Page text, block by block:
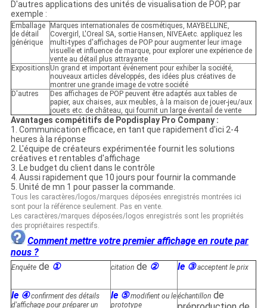
D'autres applications des unités de visualisation de POP, par
exemple :
Emballage
de détail
générique
Marques internationales de cosmétiques, MAYBELLINE,
Covergirl, L'Oreal SA, sortie Hansen, NIVEAetc. appliquez les
multi-types d'affichages de POP pour augmenter leur image
visuelle et influence de marque, pour explorer une expérience de
vente au détail plus attrayante
Expositions Un grand et important événement pour exhiber la société,
nouveaux articles développés, des idées plus créatives de
montrer une grande image de votre société
D'autres
Des affichages de POP peuvent être adaptés aux tables de
papier, aux chaises, aux meubles, à la maison de jouer-jeu/aux
jouets etc. de château, qui fournit un large éventail de vente
Avantages compétitifs de Popdisplay Pro Company :
1. Communication efficace, en tant que rapidement d'ici 2-4
heures à la réponse
2. L'équipe de créateurs expérimentée fournit les solutions
créatives et rentables d'affichage
3. Le budget du client dans le contrôle
4. Aussi rapidement que 10 jours pour fournir la commande
5. Unité de mn 1 pour passer la commande.
Tous les caractères/logos/marques déposées enregistrés montrées ici
sont pour la référence seulement. Pas en vente.
Les caractères/marques déposées/logos enregistrés sont les propriétés
des propriétaires respectifs.
Comment mettre votre premier affichage en route par
nous ?
Enquêtede ① citationde ② le ③ acceptent le prix
le ④ confirment des détails
d'affichage pour préparer un
le ⑤ modifient ou le
prototype
échantillonde